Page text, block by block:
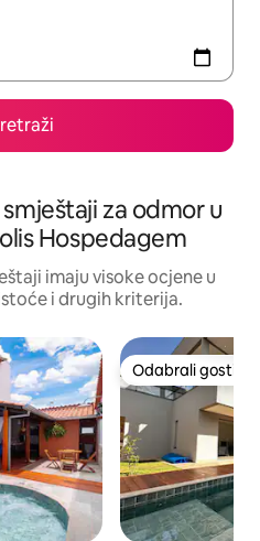
za odmor u
Hospedagem
imaju visoke ocjene u
i drugih kriterija.
Odabrali gosti
Odabrali gosti